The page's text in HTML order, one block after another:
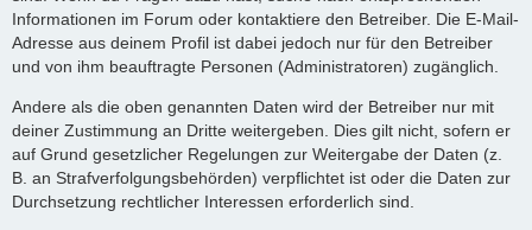
Informationen im Forum oder kontaktiere den Betreiber. Die E-Mail-
Adresse aus deinem Profil ist dabei jedoch nur für den Betreiber
und von ihm beauftragte Personen (Administratoren) zugänglich.
Andere als die oben genannten Daten wird der Betreiber nur mit
deiner Zustimmung an Dritte weitergeben. Dies gilt nicht, sofern er
auf Grund gesetzlicher Regelungen zur Weitergabe der Daten (z.
B. an Strafverfolgungsbehörden) verpflichtet ist oder die Daten zur
Durchsetzung rechtlicher Interessen erforderlich sind.